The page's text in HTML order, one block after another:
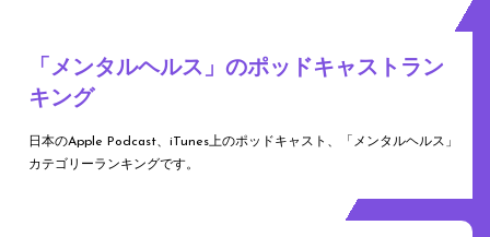
「メンタルヘルス」のポッドキャストラン
キング
日本のApple Podcast、iTunes上のポッドキャスト、「メンタルヘルス」
カテゴリーランキングです。